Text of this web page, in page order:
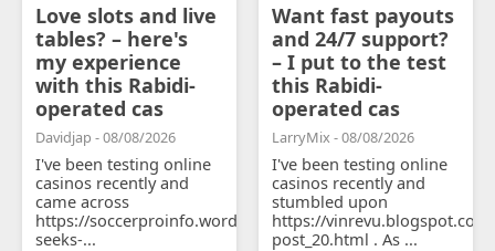
Love slots and live
tables? – here's
my experience
with this Rabidi-
operated cas
Davidjap - 08/08/2026
I've been testing online
casinos recently and
came across
https://soccerproinfo.wordpress.com/2026/07/11/courtois-
seeks-...
Want fast payouts
and 24/7 support?
– I put to the test
this Rabidi-
operated cas
LarryMix - 08/08/2026
I've been testing online
casinos recently and
stumbled upon
https://
post_20.html . As ...